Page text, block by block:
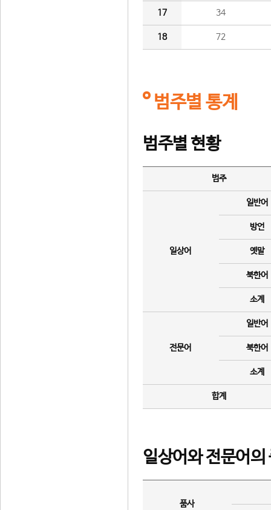
17 34
18 72
범주별 통계
범주별 현황
범주
일상어
일반어
방언
옛말
북한어
소계
전문어
일반어
북한어
소계
합계
일상어와 전문어의
품사